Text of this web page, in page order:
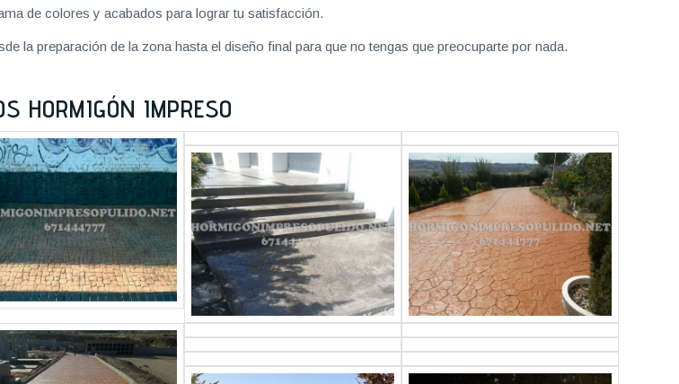
de colores y acabados para lograr tu satisfacción.
la preparación de la zona hasta el diseño final para que no tengas que preocuparte por nada.
HORMIGÓN IMPRESO